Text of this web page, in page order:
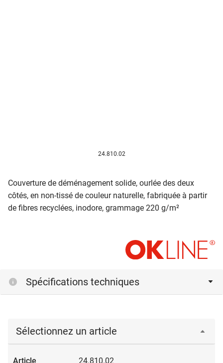
24.810.02
Couverture de déménagement solide, ourlée des deux
côtés, en non-tissé de couleur naturelle, fabriquée à partir
de fibres recyclées, inodore, grammage 220 g/m²
Spécifications techniques
Sélectionnez un article
24.810.02